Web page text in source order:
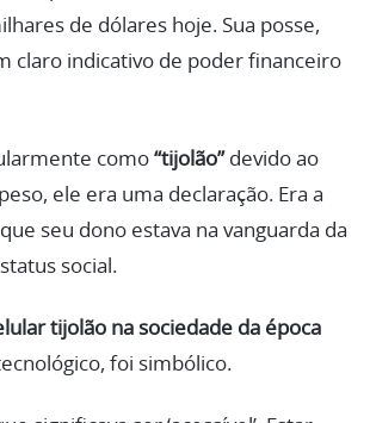
de dólares hoje. Sua posse,
claro indicativo de poder financeiro
como “tijolão”devido ao
ele era uma declaração. Era a
seu dono estava na vanguarda da
social.
tijolão na sociedade da época
foi simbólico.